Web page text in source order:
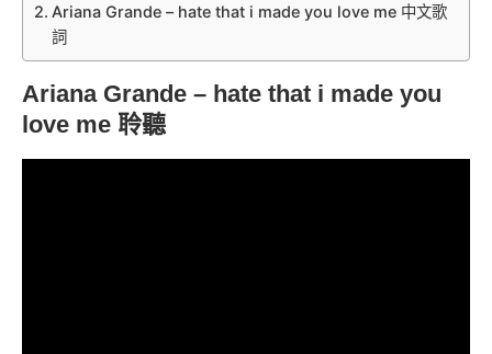
Ariana Grande – hate that i made you love me 中文歌
詞
Ariana Grande – hate that i made you
love me 聆聽